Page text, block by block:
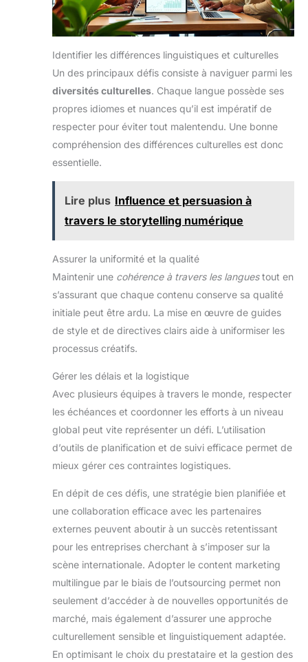
Identifier les différences linguistiques et culturelles
Un des principaux défis consiste à naviguer parmi les
diversités culturelles. Chaque langue possède ses
propres idiomes et nuances qu’il est impératif de
respecter pour éviter tout malentendu. Une bonne
compréhension des différences culturelles est donc
essentielle.
Lire plus Influence et persuasion à
travers le storytelling numérique
Assurer la uniformité et la qualité
Maintenir une cohérence à travers les languestout en
s’assurant que chaque contenu conserve sa qualité
initiale peut être ardu. La mise en œuvre de guides
de style et de directives clairs aide à uniformiser les
processus créatifs.
Gérer les délais et la logistique
Avec plusieurs équipes à travers le monde, respecter
les échéances et coordonner les efforts à un niveau
global peut vite représenter un défi. L’utilisation
d’outils de planification et de suivi efficace permet de
mieux gérer ces contraintes logistiques.
En dépit de ces défis, une stratégie bien planifiée et
une collaboration efficace avec les partenaires
externes peuvent aboutir à un succès retentissant
pour les entreprises cherchant à s’imposer sur la
scène internationale. Adopter le content marketing
multilingue par le biais de l’outsourcing permet non
seulement d’accéder à de nouvelles opportunités de
marché, mais également d’assurer une approche
culturellement sensible et linguistiquement adaptée.
En optimisant le choix du prestataire et la gestion des